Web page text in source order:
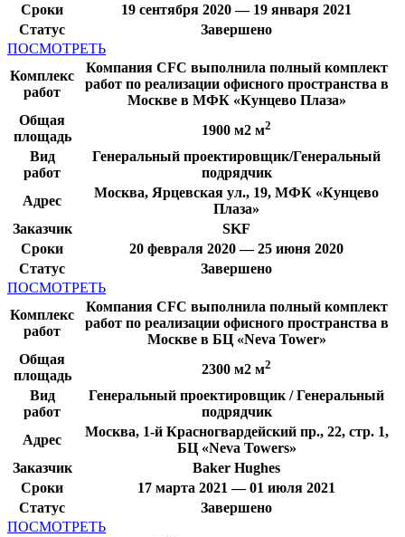
Сроки
19 сентября 2020 — 19 января 2021
Статус
Завершено
ПОСМОТРЕТЬ
Комплекс
работ
Компания CFC выполнила полный комплект
работ по реализации офисного пространства в
Москве в МФК «Кунцево Плаза»
Общая
площадь
1900 м2 м2
Вид
работ
Генеральный проектировщик/Генеральный
подрядчик
Адрес
Москва, Ярцевская ул., 19, МФК «Кунцево
Плаза»
Заказчик
SKF
Сроки
20 февраля 2020 — 25 июня 2020
Статус
Завершено
ПОСМОТРЕТЬ
Комплекс
работ
Компания CFC выполнила полный комплект
работ по реализации офисного пространства в
Москве в БЦ «Neva Tower»
Общая
площадь
2300 м2 м2
Вид
работ
Генеральный проектировщик / Генеральный
подрядчик
Адрес
Москва, 1-й Красногвардейский пр., 22, стр. 1,
БЦ «Neva Towers»
Заказчик
Baker Hughes
Сроки
17 марта 2021 — 01 июля 2021
Статус
Завершено
ПОСМОТРЕТЬ